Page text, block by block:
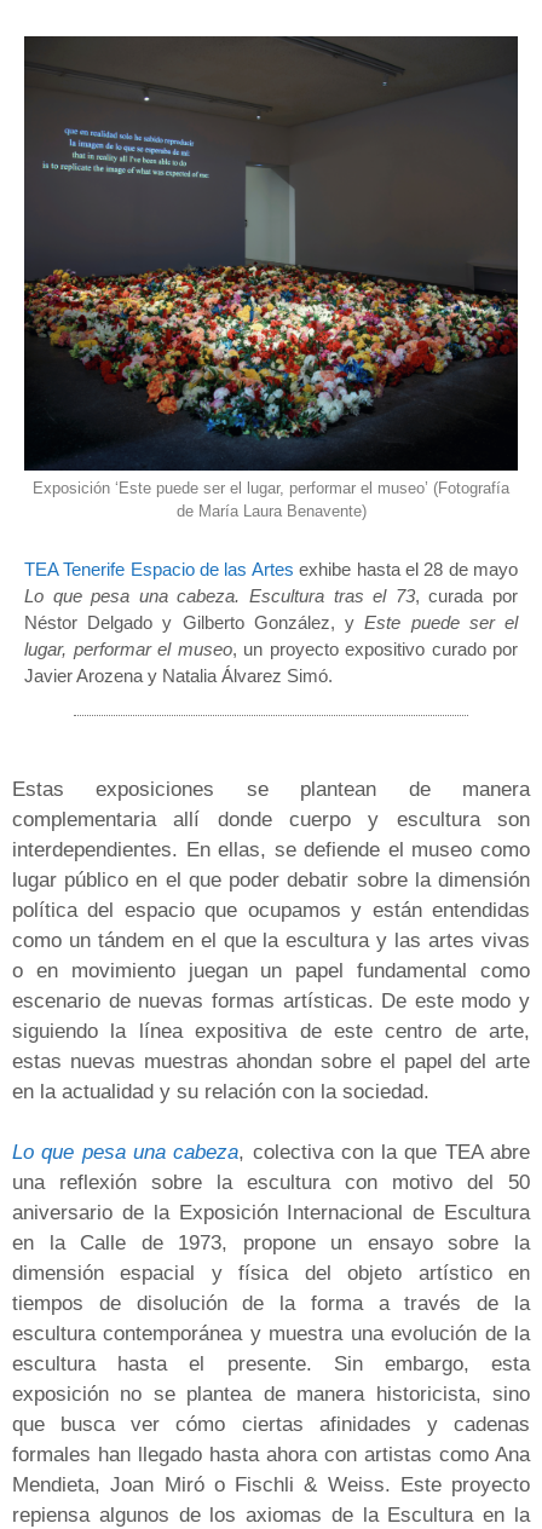
Exposición ‘Este puede ser el lugar, performar el museo’ (Fotografía
de María Laura Benavente)
TEA Tenerife Espacio de las Artes exhibe hasta el 28 de mayo
Lo que pesa una cabeza. Escultura tras el 73, curada por
Néstor Delgado y Gilberto González, yEste puede ser el
lugar, performar el museo, un proyecto expositivo curado por
Javier Arozena y Natalia Álvarez Simó.
Estas exposiciones se plantean de manera
complementaria allí donde cuerpo y escultura son
interdependientes. En ellas, se defiende el museo como
lugar público en el que poder debatir sobre la dimensión
política del espacio que ocupamos y están entendidas
como un tándem en el que la escultura y las artes vivas
o en movimiento juegan un papel fundamental como
escenario de nuevas formas artísticas. De este modo y
siguiendo la línea expositiva de este centro de arte,
estas nuevas muestras ahondan sobre el papel del arte
en la actualidad y su relación con la sociedad.
Lo que pesa una cabeza, colectiva con la que TEA abre
una reflexión sobre la escultura con motivo del 50
aniversario de la Exposición Internacional de Escultura
en la Calle de 1973, propone un ensayo sobre la
dimensión espacial y física del objeto artístico en
tiempos de disolución de la forma a través de la
escultura contemporánea y muestra una evolución de la
escultura hasta el presente. Sin embargo, esta
exposición no se plantea de manera historicista, sino
que busca ver cómo ciertas afinidades y cadenas
formales han llegado hasta ahora con artistas como Ana
Mendieta, Joan Miró o Fischli & Weiss. Este proyecto
repiensa algunos de los axiomas de la Escultura en la